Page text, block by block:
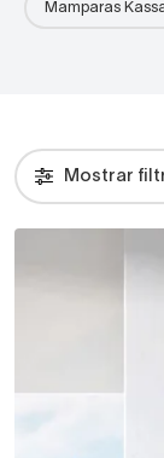
Mamparas
Mostrar